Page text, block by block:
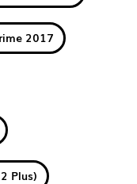
2017
Plus)